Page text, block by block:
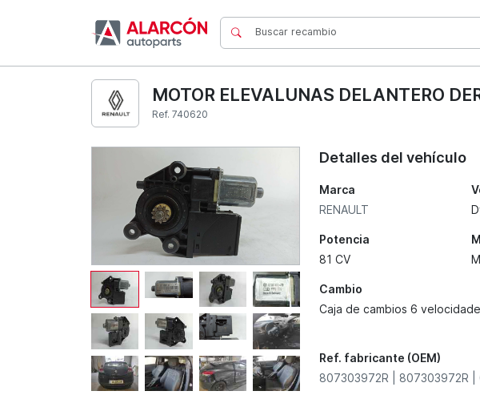
MOTOR ELEVALUNAS DELANTERO
Ref. 740620
Detalles del vehículo
Marca
RENAULT
Potencia
81 CV
Cambio
Caja de cambios 6
Ref. fabricante (OEM)
807303972R | 807303972R